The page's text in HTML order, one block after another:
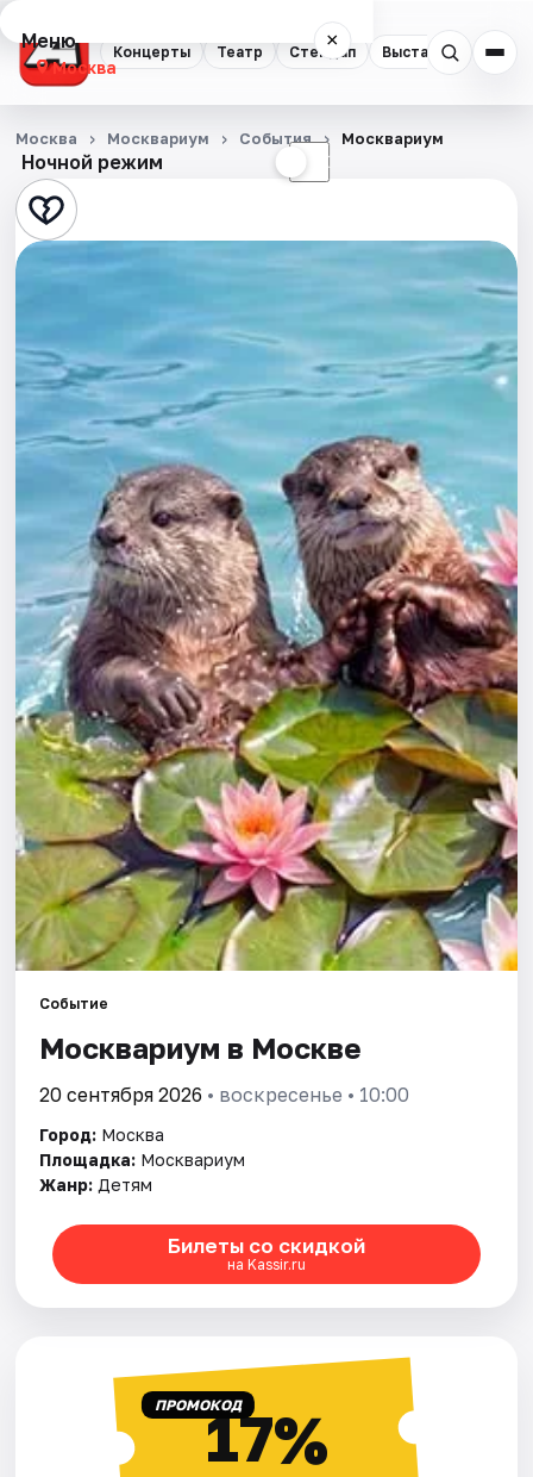
Концерты Театр Стендап Выставки
Меню ×
Москва
Концерты
Театр
Стендап
Квесты
Экскурсии
Спорт
События
Города
Площадки
Артисты
Рейтинги
Ночной режим ☾
Москва Москвариум События Москвариум
Событие
Москвариум в Москве
20 сентября 2026 • воскресенье • 10:00
Город: Москва
Площадка: Москвариум
Жанр: Детям
Билеты со скидкой
на Kassir.ru
ПРОМОКОД17%